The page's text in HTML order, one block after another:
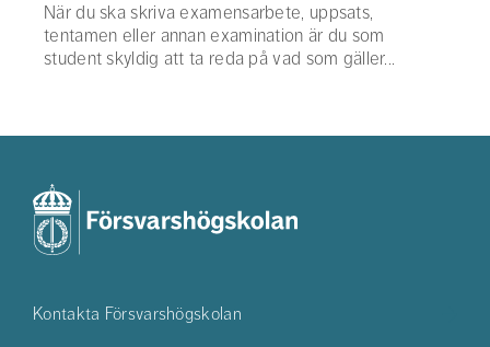
När du ska skriva examensarbete, uppsats,
tentamen eller annan examination är du som
student skyldig att ta reda på vad som gäller...
Kontakta Försvarshögskolan